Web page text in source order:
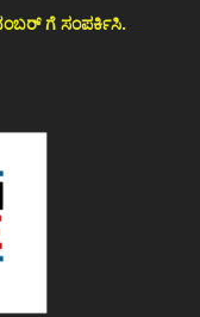
ಗೆ ಸಂಪರ್ಕಿಸಿ.